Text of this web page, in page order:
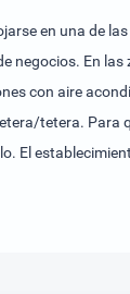
en una de
negocios. En
con aire
tetera. Para
El